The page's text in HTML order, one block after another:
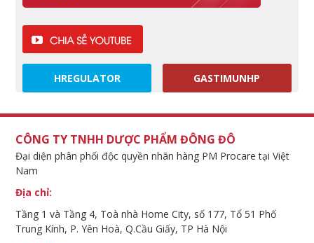
HREGULATOR GASTIMUNHP
CÔNG TY TNHH DƯỢC PHẨM ĐÔNG ĐÔ
Đại diện phân phối độc quyền nhãn hàng PM Procare tại Việt
Nam
Địa chỉ:
Tầng 1 và Tầng 4, Toà nhà Home City, số 177, Tổ 51 Phố
Trung Kính, P. Yên Hoà, Q.Cầu Giấy, TP Hà Nội